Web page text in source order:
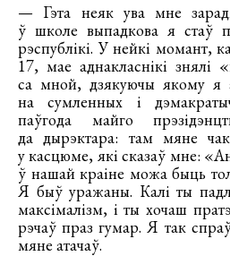
— Гэта неяк ува мне
ў школе выпадкова я стаў
рэспублікі. У нейкі момант,
17, мае аднакласнікі знялі
са мной, дзякуючы якому я
на сумленных і
паўгода майго
да дырэктара: там мяне
у касцюме, які сказаў мне:
ў нашай краіне можа быць
Я быў уражаны. Калі ты
максімалізм, і ты хочаш
рэчаў праз гумар. Я так
мяне атачаў.